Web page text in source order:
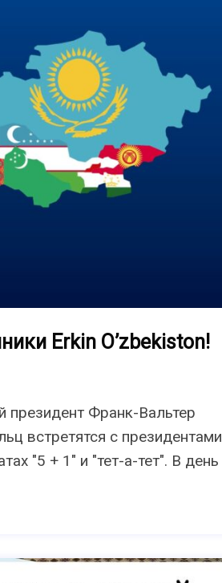
Erkin O’zbekiston!
президент Франк-Вальтер
встретятся с президентами
"5 + 1" и "тет-а-тет". В день